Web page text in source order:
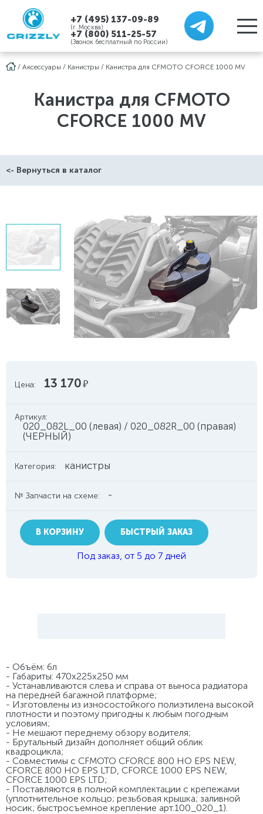
+7 (495) 137-09-89
(г. Москва)
+7 (800) 511-25-57
(Звонок бесплатный по России)
/ Аксессуары / Канистры / Канистра для CFMOTO CFORCE 1000 MV
Канистра для CFMOTO
CFORCE 1000 MV
<- Вернуться в каталог
Цена: 13 170руб.
Артикул:
020_082L_00 (левая) / 020_082R_00 (правая)
(ЧЕРНЫЙ)
Категория: канистры
№ Запчасти на схеме: -
В КОРЗИНУ БЫСТРЫЙ ЗАКАЗ
Под заказ, от 5 до 7 дней
- Объём: 6л
- Габариты: 470х225х250 мм
- Устанавливаются слева и справа от выноса радиатора
на передней багажной платформе;
- Изготовлены из износостойкого полиэтилена высокой
плотности и поэтому пригодны к любым погодным
условиям;
- Не мешают переднему обзору водителя;
- Брутальный дизайн дополняет общий облик
квадроцикла;
- Совместимы с CFMOTO CFORCE 800 HO EPS NEW,
CFORCE 800 HO EPS LTD, CFORCE 1000 EPS NEW,
CFORCE 1000 EPS LTD;
- Поставляются в полной комплектации с крепежами
(уплотнительное кольцо; резьбовая крышка; заливной
носик; быстросъемное крепление арт.100_020_1).